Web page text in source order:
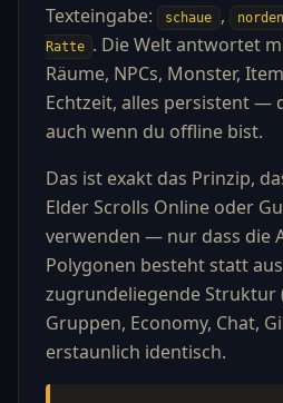
Texteingabe:
schaue , norden
Ratte . Die Welt antwortet
Räume, NPCs, Monster,
Echtzeit, alles persistent —
auch wenn du offline bist.
Das ist exakt das Prinzip,
Elder Scrolls Online oder
verwenden — nur dass die
Polygonen besteht statt
zugrundeliegende Struktur
Gruppen, Economy, Chat,
erstaunlich identisch.